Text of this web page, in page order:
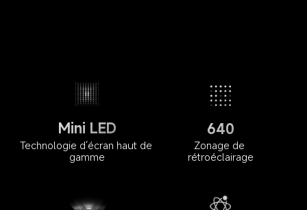
Mini LED
Technologie d’écran haut de
gamme
640
Zonage de
rétroéclairage